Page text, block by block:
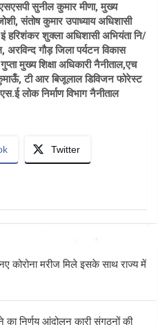
सुनील कुमार मीणा, मुख्य
संतोष कुमार उपाध्याय अधिशासी
हरिशंकर शुक्ला अधिशासी अभियंता नि/
अरविन्द गौड़ जिला पर्यटन विकास
मुख्य शिक्षा अधिकारी नैनीताल,एच
टी आर बिजूलाल डिविजन फोरेस्ट
लोक निर्माण विभाग नैनीताल
Twitter
कोरोना मरीज मिले इसके साथ राज्य में
निर्णय आंदोलन कारी संगठनों की